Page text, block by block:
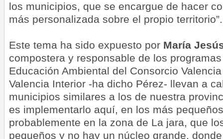
los municipios, que se encargue de hacer
más personalizada sobre el propio territorio”.
Este tema ha sido expuesto por María
compostera y responsable de los
Educación Ambiental del Consorcio
Valencia Interior -ha dicho Pérez- llevan a
municipios similares a los de nuestra
es implementarlo aquí, en los más
probablemente en la zona de La jara, que
pequeños y no hay un núcleo grande,